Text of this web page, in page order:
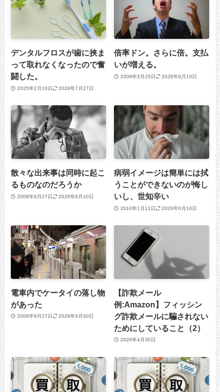
デンタルフロスが歯に挟ま
って取れなくなったので奮
闘した。
2025年2月10日 2026年7月27日
倍率ドン。さらに倍。支払
いが増える。
2008年3月25日 2026年6月10日
散々な出来事は同時に起こ
るものなのだろうか
2008年9月27日 2026年6月10日
病弱イメージは簡単には拭
うことができないのが悔し
いし、世知辛い
2010年1月11日 2026年6月10日
電車内でケータイの落し物
があった
2006年9月27日 2026年4月30日
【詐欺メール
例:Amazon】フィッシン
グ詐欺メールに騙されない
ためにしていること（2）
2026年4月30日